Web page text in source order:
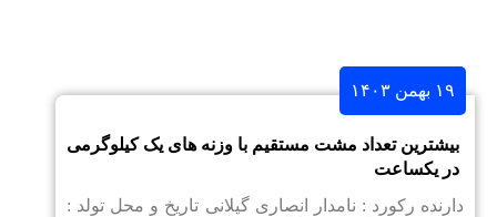
۱۹ بهمن ۱۴۰۳
بیشترین تعداد مشت مستقیم با وزنه های یک کیلوگرمی
در یکساعت
دارنده رکورد : نامدار انصاری گیلانی تاریخ و محل تولد :